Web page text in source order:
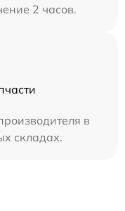
2 часов.
в
складах.